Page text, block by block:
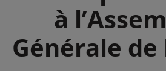
à
Générale de